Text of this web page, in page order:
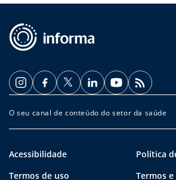
O seu canal de conteúdo do setor da saúde
Acessibilidade
Política
Termos de uso
Termos